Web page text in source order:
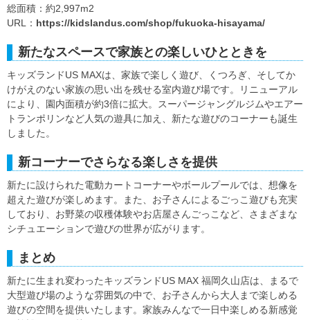
総面積：約2,997m2
URL： https://kidslandus.com/shop/fukuoka-hisayama/
新たなスペースで家族との楽しいひとときを
キッズランドUS MAXは、家族で楽しく遊び、くつろぎ、そしてか
けがえのない家族の思い出を残せる室内遊び場です。リニューアル
により、園内面積が約3倍に拡大。スーパージャングルジムやエアー
トランポリンなど人気の遊具に加え、新たな遊びのコーナーも誕生
しました。
新コーナーでさらなる楽しさを提供
新たに設けられた電動カートコーナーやボールプールでは、想像を
超えた遊びが楽しめます。また、お子さんによるごっこ遊びも充実
しており、お野菜の収穫体験やお店屋さんごっこなど、さまざまな
シチュエーションで遊びの世界が広がります。
まとめ
新たに生まれ変わったキッズランドUS MAX 福岡久山店は、まるで
大型遊び場のような雰囲気の中で、お子さんから大人まで楽しめる
遊びの空間を提供いたします。家族みんなで一日中楽しめる新感覚